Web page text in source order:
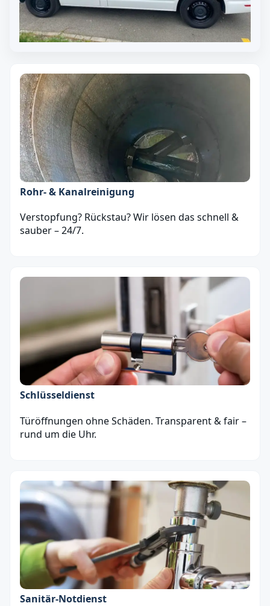
Rohr- & Kanalreinigung
Verstopfung? Rückstau? Wir lösen das schnell &
sauber – 24/7.
Schlüsseldienst
Türöffnungen ohne Schäden. Transparent & fair –
rund um die Uhr.
Sanitär‑Notdienst